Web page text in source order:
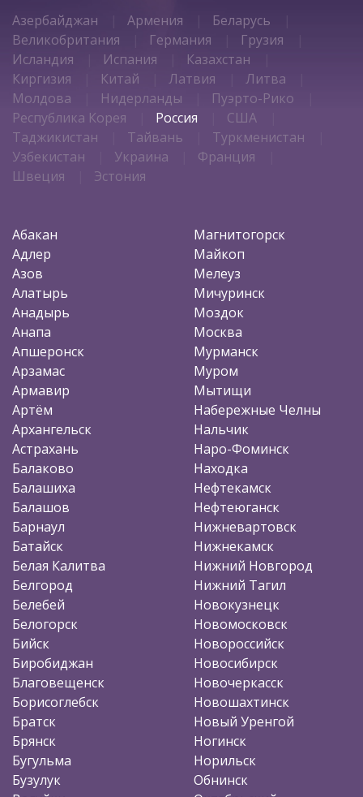
Азербайджан Армения
Беларусь
Великобритания
Германия
Грузия
Исландия
Испания
Казахстан
Киргизия
Китай Латвия
Литва
Молдова
Нидерланды
Пуэрто-Рико
Республика Корея
Россия
США
Таджикистан
Тайвань
Туркменистан
Узбекистан
Украина
Франция
Швеция
Эстония
Абакан
Адлер
Азов
Алатырь
Анадырь
Анапа
Апшеронск
Арзамас
Армавир
Артём
Архангельск
Астрахань
Балаково
Балашиха
Балашов
Барнаул
Батайск
Белая Калитва
Белгород
Белебей
Белогорск
Бийск
Биробиджан
Благовещенск
Борисоглебск
Братск
Брянск
Бугульма
Бузулук
Магнитогорск
Майкоп
Мелеуз
Мичуринск
Моздок
Москва
Мурманск
Муром
Мытищи
Набережные Челны
Нальчик
Наро-Фоминск
Находка
Нефтекамск
Нефтеюганск
Нижневартовск
Нижнекамск
Нижний Новгород
Нижний Тагил
Новокузнецк
Новомосковск
Новороссийск
Новосибирск
Новочеркасск
Новошахтинск
Новый Уренгой
Ногинск
Норильск
Обнинск